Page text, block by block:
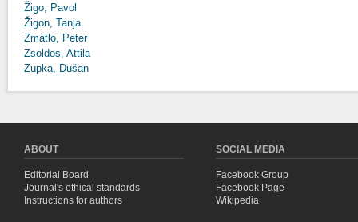
Žigo, Pavol
Žigon, Tanja
Zmátlo, Peter
Zsoldos, Attila
Zupka, Dušan
ABOUT
Editorial Board
Journal's ethical standards
Instructions for authors
SOCIAL MEDIA
Facebook Group
Facebook Page
Wikipedia